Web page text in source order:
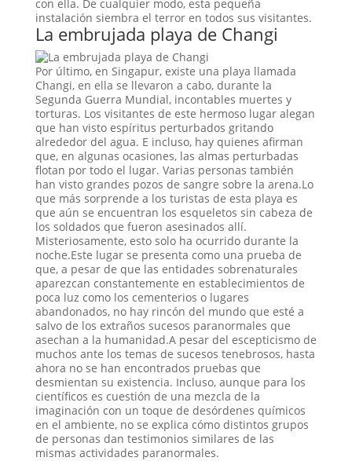
con ella. De cualquier modo, esta pequeña
instalación siembra el terror en todos sus visitantes.
La embrujada playa de Changi
Por último, en Singapur, existe una playa llamada
Changi, en ella se llevaron a cabo, durante la
Segunda Guerra Mundial, incontables muertes y
torturas. Los visitantes de este hermoso lugar alegan
que han visto espíritus perturbados gritando
alrededor del agua. E incluso, hay quienes afirman
que, en algunas ocasiones, las almas perturbadas
flotan por todo el lugar. Varias personas también
han visto grandes pozos de sangre sobre la arena.Lo
que más sorprende a los turistas de esta playa es
que aún se encuentran los esqueletos sin cabeza de
los soldados que fueron asesinados allí.
Misteriosamente, esto solo ha ocurrido durante la
noche.Este lugar se presenta como una prueba de
que, a pesar de que las entidades sobrenaturales
aparezcan constantemente en establecimientos de
poca luz como los cementerios o lugares
abandonados, no hay rincón del mundo que esté a
salvo de los extraños sucesos paranormales que
asechan a la humanidad.A pesar del escepticismo de
muchos ante los temas de sucesos tenebrosos, hasta
ahora no se han encontrados pruebas que
desmientan su existencia. Incluso, aunque para los
científicos es cuestión de una mezcla de la
imaginación con un toque de desórdenes químicos
en el ambiente, no se explica cómo distintos grupos
de personas dan testimonios similares de las
mismas actividades paranormales.